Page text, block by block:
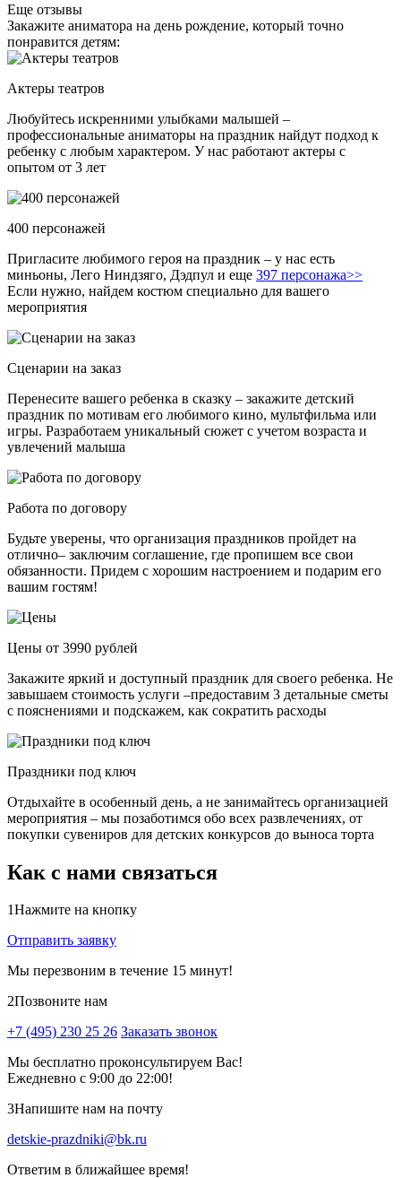
Еще отзывы
Закажите аниматора на день рождение, который точно
понравится детям:
Актеры театров
Любуйтесь искренними улыбками малышей –
профессиональные аниматоры на праздник найдут подход к
ребенку с любым характером. У нас работают актеры с
опытом от 3 лет
400 персонажей
Пригласите любимого героя на праздник – у нас есть
миньоны, Лего Ниндзяго, Дэдпул и еще 397 персонажа>>
Если нужно, найдем костюм специально для вашего
мероприятия
Сценарии на заказ
Перенесите вашего ребенка в сказку – закажите детский
праздник по мотивам его любимого кино, мультфильма или
игры. Разработаем уникальный сюжет с учетом возраста и
увлечений малыша
Работа по договору
Будьте уверены, что организация праздников пройдет на
отлично– заключим соглашение, где пропишем все свои
обязанности. Придем с хорошим настроением и подарим его
вашим гостям!
Цены от 3990 рублей
Закажите яркий и доступный праздник для своего ребенка. Не
завышаем стоимость услуги –предоставим 3 детальные сметы
с пояснениями и подскажем, как сократить расходы
Праздники под ключ
Отдыхайте в особенный день, а не занимайтесь организацией
мероприятия – мы позаботимся обо всех развлечениях, от
покупки сувениров для детских конкурсов до выноса торта
Как с нами связаться
1Нажмите на кнопку
Отправить заявку
Мы перезвоним в течение 15 минут!
2Позвоните нам
+7 (495) 230 25 26 Заказать звонок
Мы бесплатно проконсультируем Вас!
Ежедневно с 9:00 до 22:00!
3Напишите нам на почту
detskie-prazdniki@bk.ru
Ответим в ближайшее время!